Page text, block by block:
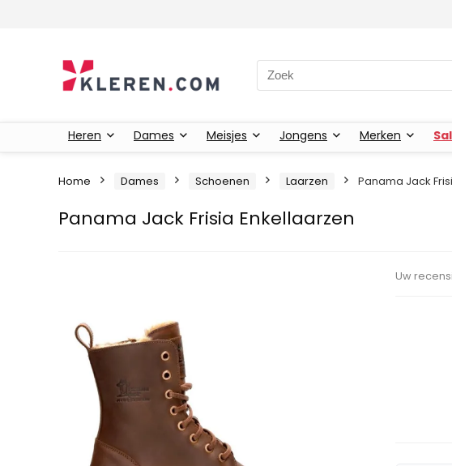
Zoeken naar:
Heren Dames Meisjes Jongens Merken
Home Dames Schoenen Laarzen Panama Jack
Panama Jack Frisia Enkellaarzen
Uw